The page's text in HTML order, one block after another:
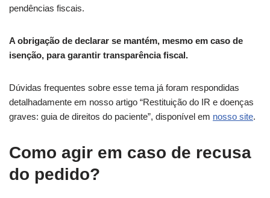
pendências fiscais.
A obrigação de declarar se mantém, mesmo em caso de
isenção, para garantir transparência fiscal.
Dúvidas frequentes sobre esse tema já foram respondidas
detalhadamente em nosso artigo “Restituição do IR e doenças
graves: guia de direitos do paciente”, disponível em nosso site.
Como agir em caso de recusa
do pedido?